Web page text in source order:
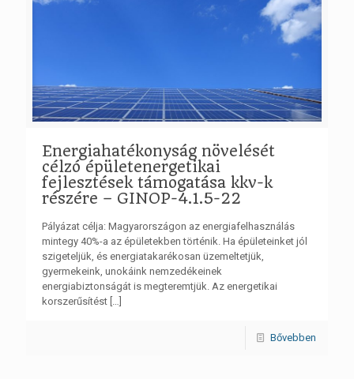
Energiahatékonyság növelését
célzó épületenergetikai
fejlesztések támogatása kkv-k
részére – GINOP-4.1.5-22
Pályázat célja: Magyarországon az energiafelhasználás
mintegy 40%-a az épületekben történik. Ha épületeinket jól
szigeteljük, és energiatakarékosan üzemeltetjük,
gyermekeink, unokáink nemzedékeinek
energiabiztonságát is megteremtjük. Az energetikai
korszerűsítést […]
Bővebben